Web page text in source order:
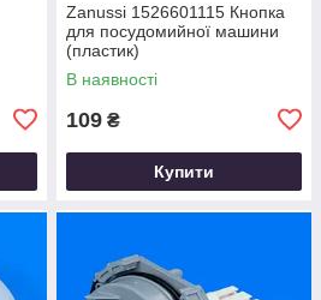
Zanussi 1526601115 Кнопка
для посудомийної машини
(пластик)
В наявності
109 ₴
Купити